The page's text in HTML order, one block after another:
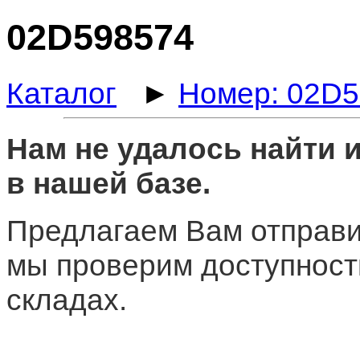
02D598574
Каталог ► Номер:
Нам не удалось найти
в нашей базе.
Предлагаем Вам
мы проверим
складах.